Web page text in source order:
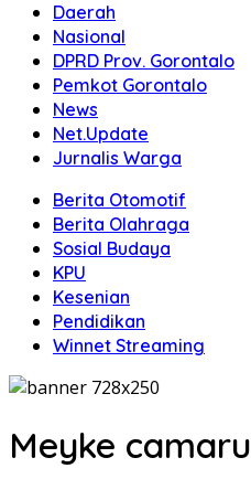
Daerah
Nasional
DPRD Prov. Gorontalo
Pemkot Gorontalo
News
Net.Update
Jurnalis Warga
Berita Otomotif
Berita Olahraga
Sosial Budaya
KPU
Kesenian
Pendidikan
Winnet Streaming
Meyke camaru